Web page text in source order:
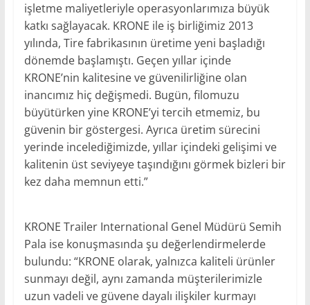
işletme maliyetleriyle operasyonlarımıza büyük
katkı sağlayacak. KRONE ile iş birliğimiz 2013
yılında, Tire fabrikasının üretime yeni başladığı
dönemde başlamıştı. Geçen yıllar içinde
KRONE’nin kalitesine ve güvenilirliğine olan
inancımız hiç değişmedi. Bugün, filomuzu
büyütürken yine KRONE’yi tercih etmemiz, bu
güvenin bir göstergesi. Ayrıca üretim sürecini
yerinde incelediğimizde, yıllar içindeki gelişimi ve
kalitenin üst seviyeye taşındığını görmek bizleri bir
kez daha memnun etti.”
KRONE Trailer International Genel Müdürü Semih
Pala ise konuşmasında şu değerlendirmelerde
bulundu: “KRONE olarak, yalnızca kaliteli ürünler
sunmayı değil, aynı zamanda müşterilerimizle
uzun vadeli ve güvene dayalı ilişkiler kurmayı